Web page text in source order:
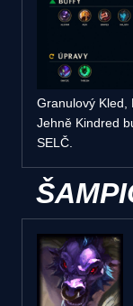
Granulový Kled,
Jehně Kindred
SELČ.